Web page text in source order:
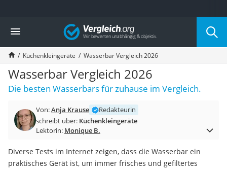
Die beliebtesten Vergleiche nach Kategorie
Haushalt
Wassersprudler
Zentralstaubsauger
Brotbackautomat
Wischroboter
Wäschespinne
Spülmaschinentabs
Akku-Staubsauger
AEG-Waschmaschine
Saug-Wisch-Roboter
Vergleich
Küchenkleingeräte Wasserbar Vergleich 2026
Wasserbar Vergleich 2026
Die besten Wasserbars für zuhause im Vergleich.
Von:Anja Krause
Redakteurin
schreibt über: Küchenkleingeräte
Lektorin: Monique B.
Diverse Tests im Internet zeigen, dass die Wasserbar ein
praktisches Gerät ist, um immer frisches und gefiltertes